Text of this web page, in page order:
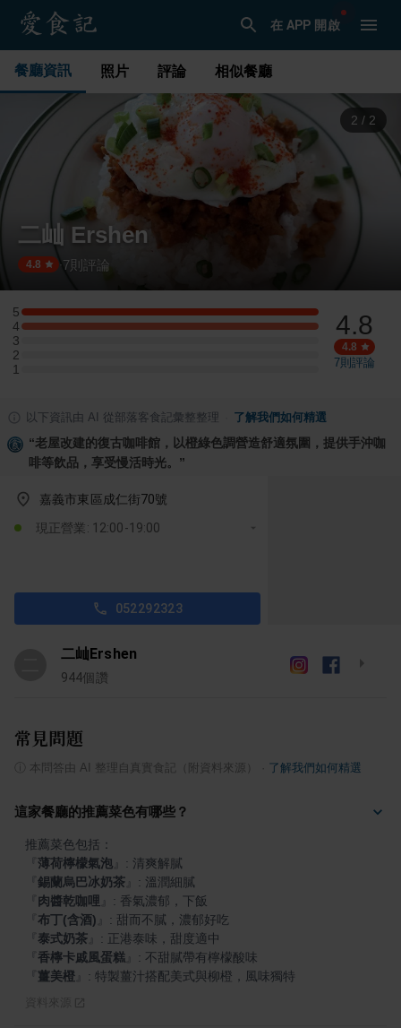
在 APP 開啟
餐廳資訊 照片 評論 相似餐廳
1 / 2
二屾 Ershen
4.8 ·7則評論
5
5 星：1 則評論
4
4 星：1 則評論
3
3 星：0 則評論
2
2 星：0 則評論
1
1 星：0 則評論
4.8
4.8
7則評論
以下資訊由 AI 從部落客食記彙整整理 了解我們如何精選
“老屋改建的復古咖啡館，以橙綠色調營造舒適氛圍，提供手沖咖
啡等飲品，享受慢活時光。 ”
嘉義市東區成仁街70號
現正營業: 12:00-19:00
052292323
二屾Ershen
944個讚
常見問題
本問答由 AI 整理自真實食記（附資料來源） 了解我們如何精選
這家餐廳的推薦菜色有哪些？
薄荷檸檬氣泡
錫蘭烏巴冰奶茶
肉醬乾咖哩
布丁(含酒)
泰式奶茶
香檸卡戚風蛋糕
薑美橙 : 特製薑汁搭配美式與柳橙，風味獨特